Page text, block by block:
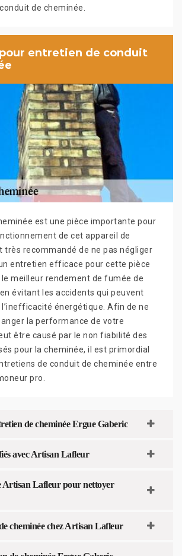
de cheminée.
entretien de conduit
est une pièce importante pour
de cet appareil de
très recommandé de ne pas négliger
entretien efficace pour cette pièce
meilleur rendement de fumée de
évitant les accidents qui peuvent
énergétique. Afin de ne
la performance de votre
être causé par le non fiabilité des
pour la cheminée, il est primordial
de conduit de cheminée entre
pro.
de cheminée Ergue Gaberic
avec Artisan Lafleur
Artisan Lafleur pour nettoyer
cheminée chez Artisan Lafleur